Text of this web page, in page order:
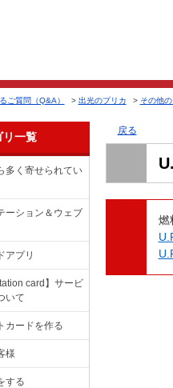
ご質問（Q&A） > 出光のプリカ > その他
リ一覧
多く寄せられてい
ーション＆ウェブ
アプリ
card】サービ
いて
カードを作る
様
する
戻る
燃